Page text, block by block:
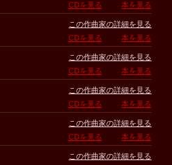
CDを見る
本を見る
この作曲家の詳細を見る
CDを見る
本を見る
この作曲家の詳細を見る
CDを見る
本を見る
この作曲家の詳細を見る
CDを見る
本を見る
この作曲家の詳細を見る
CDを見る
本を見る
この作曲家の詳細を見る